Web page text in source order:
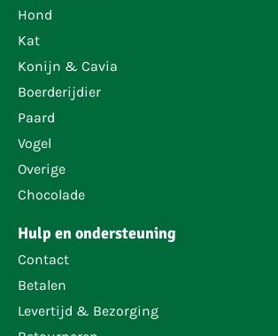
Hond
Kat
Konijn & Cavia
Boerderijdier
Paard
Vogel
Overige
Chocolade
Hulp en ondersteuning
Contact
Betalen
Levertijd & Bezorging